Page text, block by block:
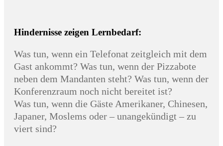
Hindernisse zeigen Lernbedarf:
Was tun, wenn ein Telefonat zeitgleich mit dem
Gast ankommt? Was tun, wenn der Pizzabote
neben dem Mandanten steht? Was tun, wenn der
Konferenzraum noch nicht bereitet ist?
Was tun, wenn die Gäste Amerikaner, Chinesen,
Japaner, Moslems oder – unangekündigt – zu
viert sind?